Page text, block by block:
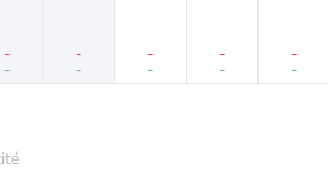
-
-
-
-
-
-
-
-
-
-